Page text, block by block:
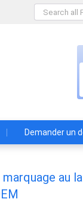
Demander un
au